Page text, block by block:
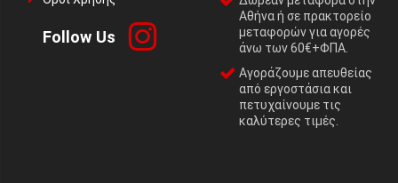
Follow Us
Αθήνα ή σε πρακτορείο
μεταφορών για αγορές
άνω των 60€+ΦΠΑ.
Αγοράζουμε απευθείας
από εργοστάσια και
πετυχαίνουμε τις
καλύτερες τιμές.